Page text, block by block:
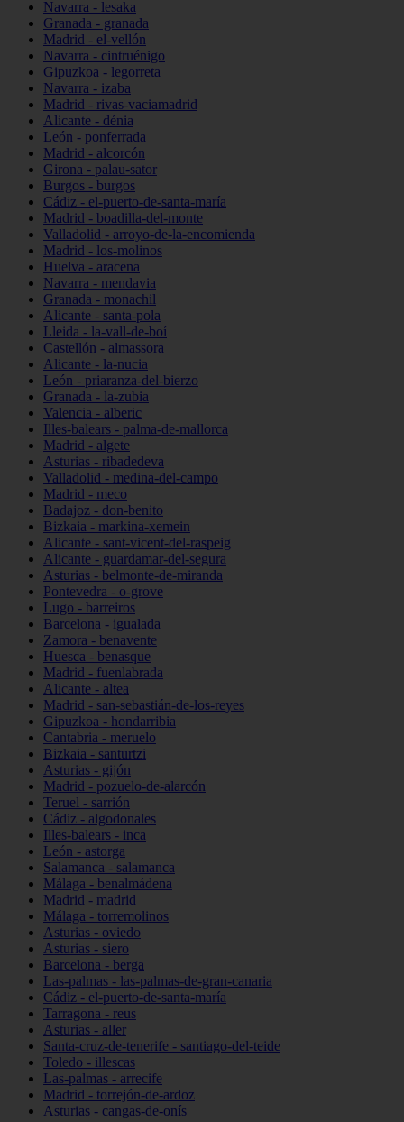
Navarra - lesaka
Granada - granada
Madrid - el-vellón
Navarra - cintruénigo
Gipuzkoa - legorreta
Navarra - izaba
Madrid - rivas-vaciamadrid
Alicante - dénia
León - ponferrada
Madrid - alcorcón
Girona - palau-sator
Burgos - burgos
Cádiz - el-puerto-de-santa-maría
Madrid - boadilla-del-monte
Valladolid - arroyo-de-la-encomienda
Madrid - los-molinos
Huelva - aracena
Navarra - mendavia
Granada - monachil
Alicante - santa-pola
Lleida - la-vall-de-boí
Castellón - almassora
Alicante - la-nucia
León - priaranza-del-bierzo
Granada - la-zubia
Valencia - alberic
Illes-balears - palma-de-mallorca
Madrid - algete
Asturias - ribadedeva
Valladolid - medina-del-campo
Madrid - meco
Badajoz - don-benito
Bizkaia - markina-xemein
Alicante - sant-vicent-del-raspeig
Alicante - guardamar-del-segura
Asturias - belmonte-de-miranda
Pontevedra - o-grove
Lugo - barreiros
Barcelona - igualada
Zamora - benavente
Huesca - benasque
Madrid - fuenlabrada
Alicante - altea
Madrid - san-sebastián-de-los-reyes
Gipuzkoa - hondarribia
Cantabria - meruelo
Bizkaia - santurtzi
Asturias - gijón
Madrid - pozuelo-de-alarcón
Teruel - sarrión
Cádiz - algodonales
Illes-balears - inca
León - astorga
Salamanca - salamanca
Málaga - benalmádena
Madrid - madrid
Málaga - torremolinos
Asturias - oviedo
Asturias - siero
Barcelona - berga
Las-palmas - las-palmas-de-gran-canaria
Cádiz - el-puerto-de-santa-maría
Tarragona - reus
Asturias - aller
Santa-cruz-de-tenerife - santiago-del-teide
Toledo - illescas
Las-palmas - arrecife
Madrid - torrejón-de-ardoz
Asturias - cangas-de-onís